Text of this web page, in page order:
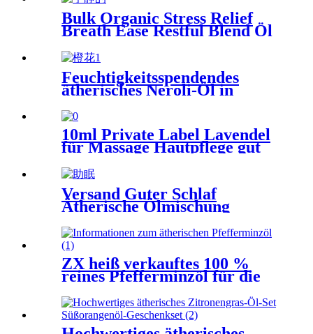
Bulk Organic Stress Relief
Breath Ease Restful Blend Öl
Feuchtigkeitsspendendes
ätherisches Neroli-Öl in
10ml Private Label Lavendel
für Massage Hautpflege gut
schlafen Stress abbauen
Versand Guter Schlaf
Ätherische Ölmischung
Muskelentlastungsöl
ZX heiß verkauftes 100 %
reines Pfefferminzöl für die